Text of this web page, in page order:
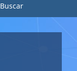
Buscar